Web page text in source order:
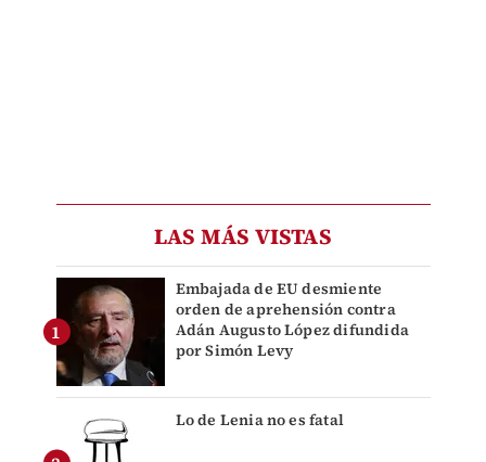
LAS MÁS VISTAS
Embajada de EU desmiente
orden de aprehensión contra
Adán Augusto López difundida
por Simón Levy
Lo de Lenia no es fatal